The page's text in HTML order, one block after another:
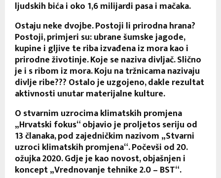
ljudskih bića i oko 1,6 milijardi pasa i mačaka.
Ostaju neke dvojbe. Postoji li prirodna hrana?
Postoji, primjeri su: ubrane šumske jagode,
kupine i gljive te riba izvađena iz mora kao i
prirodne životinje. Koje se naziva divljač. Slično
je i s ribom iz mora. Koju na tržnicama nazivaju
divlje ribe??? Ostalo je uzgojeno, dakle rezultat
aktivnosti unutar materijalne kulture.
O stvarnim uzrocima klimatskih promjena
„Hrvatski fokus“ objavio je proljetos seriju od
13 članaka, pod zajedničkim nazivom „Stvarni
uzroci klimatskih promjena“. Počevši od 20.
ožujka 2020. Gdje je kao novost, objašnjen i
koncept „Vrednovanje tehnike 2.0 – BST“.